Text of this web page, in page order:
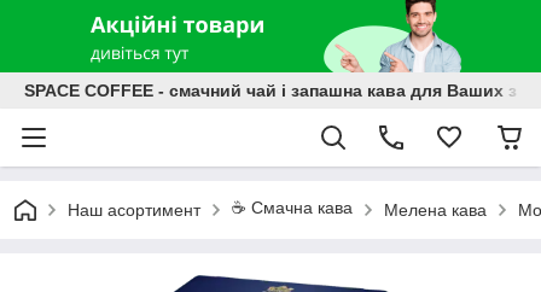
SPACE COFFEE - смачний чай і запашна кава для Ваших
Наш асортимент ☕️ Смачна кава Мелена кава